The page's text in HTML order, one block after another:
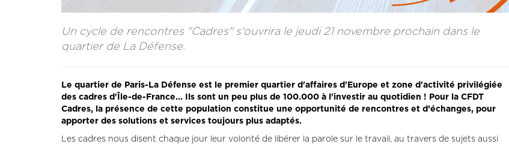
Un cycle de rencontres "Cadres" s'ouvrira le jeudi 21 novembre prochain dans le
quartier de La Défense.
Le quartier de Paris-La Défense est le premier quartier d'affaires d'Europe et zone d'activité privilégiée
des cadres d'Île-de-France... Ils sont un peu plus de 100.000 à l'investir au quotidien ! Pour la CFDT
Cadres, la présence de cette population constitue une opportunité de rencontres et d’échanges, pour
apporter des solutions et services toujours plus adaptés.
Les cadres nous disent chaque jour leur volonté de libérer la parole sur le travail, au travers de sujets aussi